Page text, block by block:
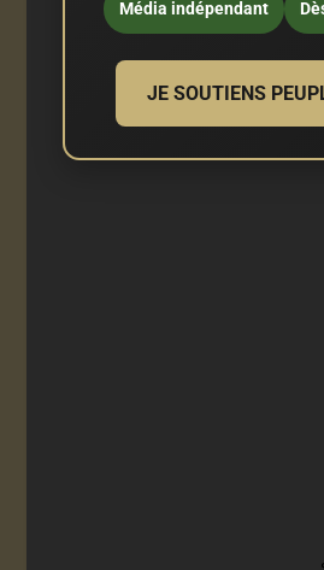
Média indépendant
JE SOUTIENS